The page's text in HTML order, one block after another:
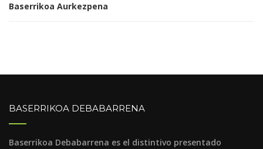
Baserrikoa Aurkezpena
BASERRIKOA DEBABARRENA
Baserrikoa Debabarrena es el distintivo presentado